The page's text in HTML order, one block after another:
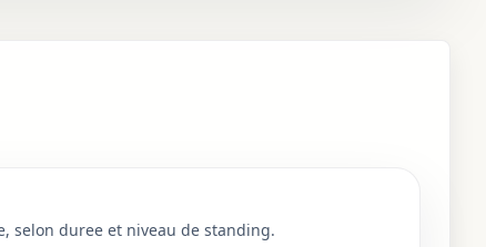
selon duree et niveau de standing.